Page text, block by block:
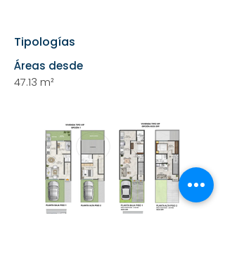
Tipologías
Áreas desde
47.13 m²